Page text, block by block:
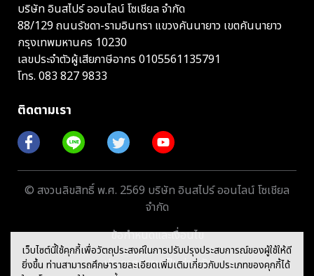
เว็บไซต์นี้ใช้คุกกี้เพื่อวัตถุประสงค์ในการปรับปรุงประสบการณ์ของผู้ใช้ให้ดี
ยิ่งขึ้น ท่านสามารถศึกษารายละเอียดเพิ่มเติมเกี่ยวกับประเภทของคุกกี้ได้
บริษัท อินสไปร์ ออนไลน์ โซเชียล จำกัด
88/129 ถนนรัชดา-รามอินทรา แขวงคันนายาว เขตคันนายาว
กรุงเทพมหานคร 10230
เลขประจำตัวผู้เสียภาษีอากร 0105561135791
โทร. 083 827 9833
ติดตามเรา
© สงวนลิขสิทธิ์ พ.ศ. 2569 บริษัท อินสไปร์ ออนไลน์ โซเชียล
จำกัด
ข้อกำหนดและเงื่อนไข
ประกาศความเป็นส่วนตัว